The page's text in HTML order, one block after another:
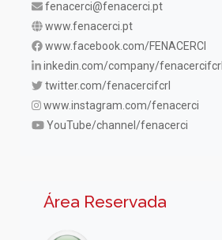
fenacerci@fenacerci.pt
www.fenacerci.pt
www.facebook.com/FENACERCI
inkedin.com/company/fenacercifcrl
twitter.com/fenacercifcrl
www.instagram.com/fenacerci
YouTube/channel/fenacerci
Área Reservada